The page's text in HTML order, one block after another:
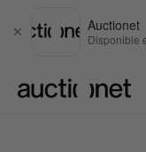
Cerrar
Auctionet
Disponible